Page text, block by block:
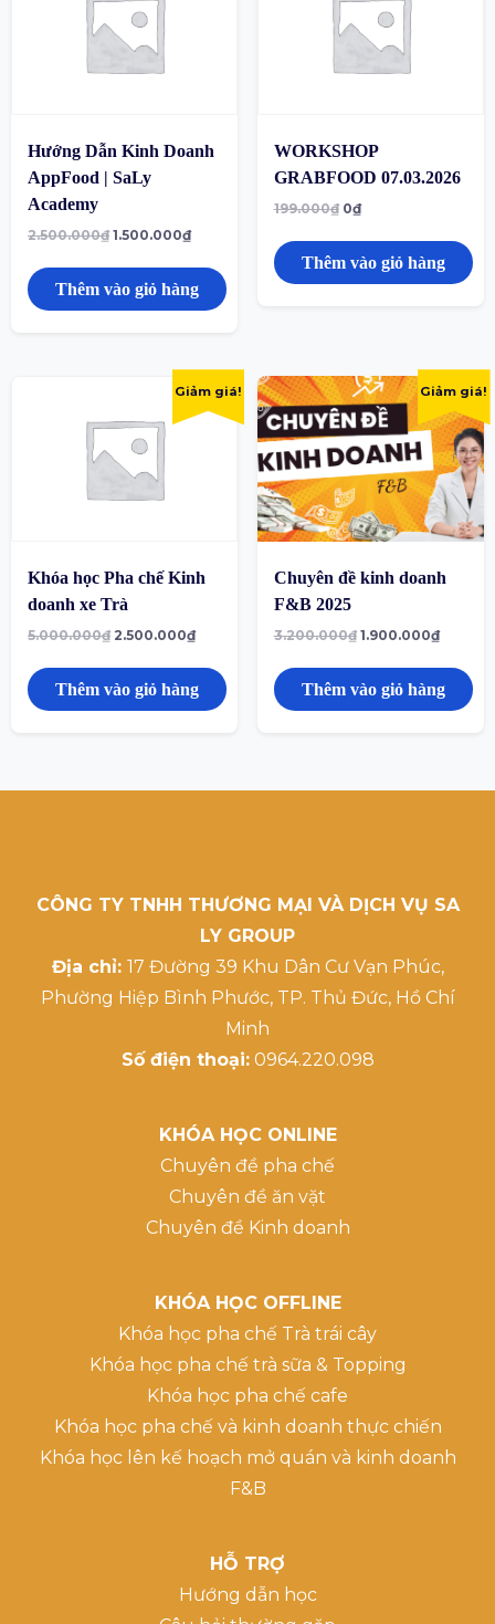
Hướng Dẫn Kinh Doanh
AppFood | SaLy
Academy
2.500.000₫ 1.500.000₫
Thêm vào giỏ hàng
WORKSHOP
GRABFOOD 07.03.2026
199.000₫ 0₫
Thêm vào giỏ hàng
Giảm giá!
Khóa học Pha chế Kinh
doanh xe Trà
5.000.000₫ 2.500.000₫
Thêm vào giỏ hàng
Giảm giá!
Chuyên đề kinh doanh
F&B 2025
3.200.000₫ 1.900.000₫
Thêm vào giỏ hàng
CÔNG TY TNHH THƯƠNG MẠI VÀ DỊCH VỤ SA
LY GROUP
Địa chỉ: 17 Đường 39 Khu Dân Cư Vạn Phúc,
Phường Hiệp Bình Phước, TP. Thủ Đức, Hồ Chí
Minh
Số điện thoại:0964.220.098
KHÓA HỌC ONLINE
Chuyên đề pha chế
Chuyên đề ăn vặt
Chuyên đề Kinh doanh
KHÓA HỌC OFFLINE
Khóa học pha chế Trà trái cây
Khóa học pha chế trà sữa & Topping
Khóa học pha chế cafe
Khóa học pha chế và kinh doanh thực chiến
Khóa học lên kế hoạch mở quán và kinh doanh
F&B
HỖ TRỢ
Hướng dẫn học